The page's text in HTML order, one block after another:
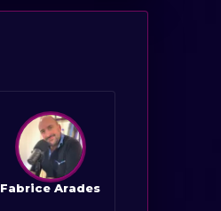
Fabrice Arades